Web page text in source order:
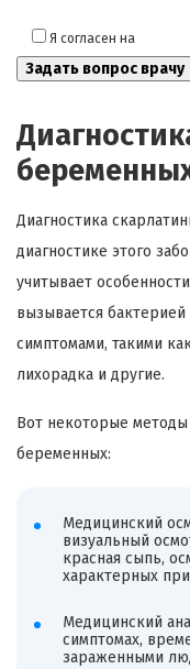
Я согласен на
Диагностика
диагностике этого
учитывает
вызывается
симптомами, такими
лихорадка и другие.
Вот некоторые методы
беременных:
Медицинский
визуальный
красная сыпь,
характерных
Медицинский
симптомах,
зараженными